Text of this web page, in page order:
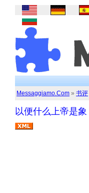
Messaggiamo.Com » 书评
以便什么上帝是象